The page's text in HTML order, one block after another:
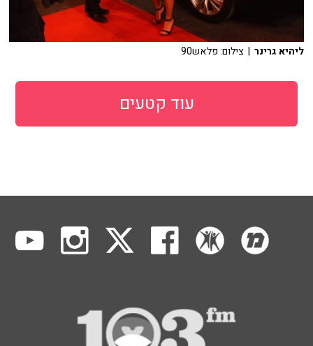
ליהיא גרינר | צילום: פלאש90
עוד קטעים